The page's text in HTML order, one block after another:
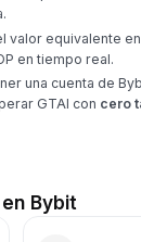
valor equivalente
en tiempo real.
una cuenta de
GTAI con cero
Bybit